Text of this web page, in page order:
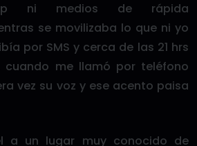
ni medios de rápida
se movilizaba lo que ni yo
por SMS y cerca de las 21 hrs
me llamó por teléfono
vez su voz y ese acento paisa
a un lugar muy conocido de